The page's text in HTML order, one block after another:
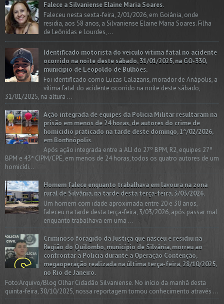
Falece a Silvaniense Elaine Maria Soares.
Faleceu nesta sexta-feira, 2/01/2026, em Goiânia, onde
residia, aos 58 anos, a Silvaniense Elaine Maria Soares. Filha
de Leônidas e Lourdes,...
Identificado motorista do veículo vítima fatal no acidente
ocorrido na noite deste sábado, 31/01/2025, na GO-330,
município de Leopoldo de Bulhões.
Foi identificado como Lucas Calazans, morador de Anápolis, a
vítima fatal do acidente ocorrido na noite deste sábado,
31/01/2025, na altura ...
Ação integrada de equipes da Policia Militar resultaram na
prisão em menos de 24 horas, de autores do crime de
homicídio praticado na tarde deste domingo, 1º/02/2026,
em Bonfinópolis.
Após ação integrada entre a ALI do 27º BPM, R2, equipes 27º
BPM e 43ª CIPM/CPE, em menos de 24 horas, todos os quatro autores de um
homicídi...
Homem falece enquanto trabalhava em lavoura na zona
rural de Silvânia, na tarde desta terça-feira, 3/03/2026.
Um homem com idade aproximada entre 20 e 30 anos,
faleceu na tarde desta terça-feira, 3/03/2026, após passar mal
enquanto trabalhava em uma ...
Criminoso foragido da Justiça que nasceu e residiu na
Região do Quilombo, município de Silvânia, morreu ao
confrontar a Polícia durante a Operação Contenção,
megaoperação realizada na última terça-feira, 28/10/2025,
no Rio de Janeiro.
Foto:Arquivo/Blog Olhar Cidadão Silvaniense. No início da manhã desta
quinta-feira, 30/10/2025, nossa reportagem tomou conhecimento através ...